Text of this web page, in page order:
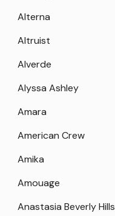
Alterna
Altruist
Alverde
Alyssa Ashley
Amara
American Crew
Amika
Amouage
Anastasia Beverly Hills